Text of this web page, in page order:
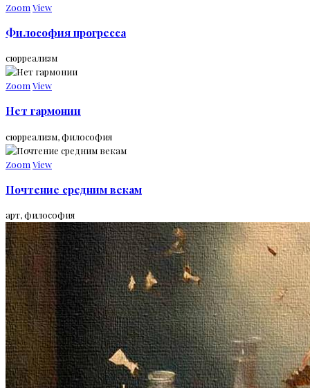
Zoom View
Философия прогресса
сюрреализм
Zoom View
Нет гармонии
сюрреализм, философия
Zoom View
Почтение средним векам
арт, философия